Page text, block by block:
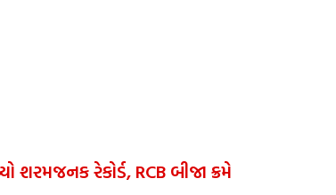
રેકોર્ડ, RCB બીજા ક્રમે